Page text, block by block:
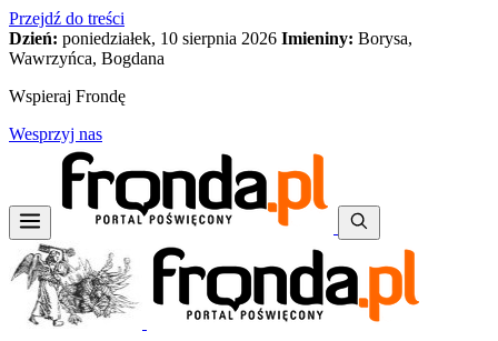
Przejdź do treści
Dzień: poniedziałek, 10 sierpnia 2026 Imieniny: Borysa,
Wawrzyńca, Bogdana
Wspieraj Frondę
Wesprzyj nas